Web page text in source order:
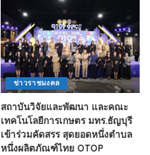
ข่าวราชมงคล
สถาบันวิจัยและพัฒนา และคณะ
เทคโนโลยีการเกษตร มทร.ธัญบุรี
เข้าร่วมคัดสรร สุดยอดหนึ่งตำบล
หนึ่งผลิตภัณฑ์ไทย OTOP